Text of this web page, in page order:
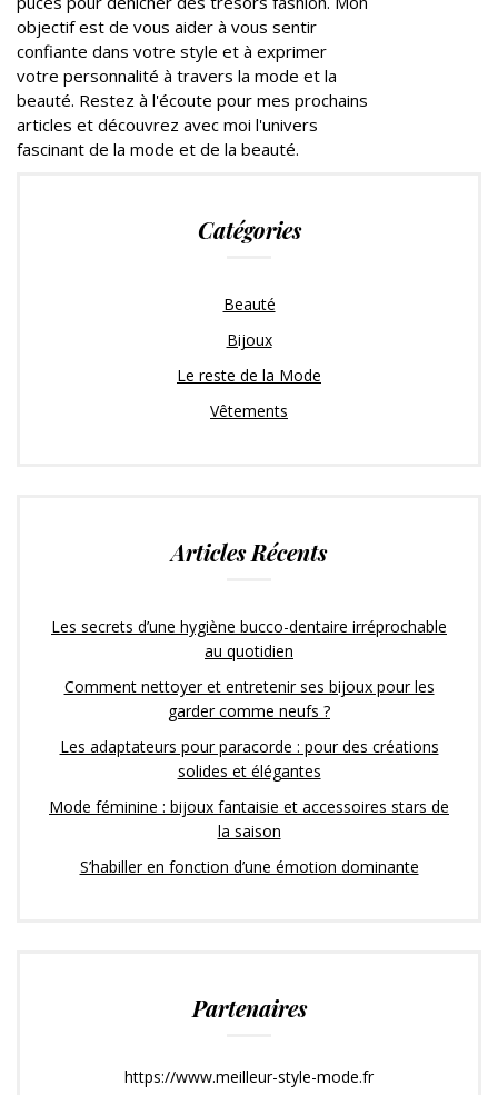
objectif est de vous aider à vous sentir
confiante dans votre style et à exprimer
votre personnalité à travers la mode et la
beauté. Restez à l'écoute pour mes prochains
articles et découvrez avec moi l'univers
fascinant de la mode et de la beauté.
Catégories
Beauté
Bijoux
Le reste de la Mode
Vêtements
Articles Récents
Les secrets d’une hygiène bucco-dentaire irréprochable
au quotidien
Comment nettoyer et entretenir ses bijoux pour les
garder comme neufs ?
Les adaptateurs pour paracorde : pour des créations
solides et élégantes
Mode féminine : bijoux fantaisie et accessoires stars de
la saison
S’habiller en fonction d’une émotion dominante
Partenaires
https://www.meilleur-style-mode.fr